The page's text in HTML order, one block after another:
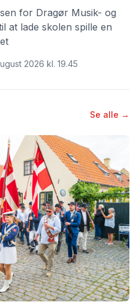
for Dragør Musik- og
at lade skolen spille en
2026 kl. 19.45
Se alle →